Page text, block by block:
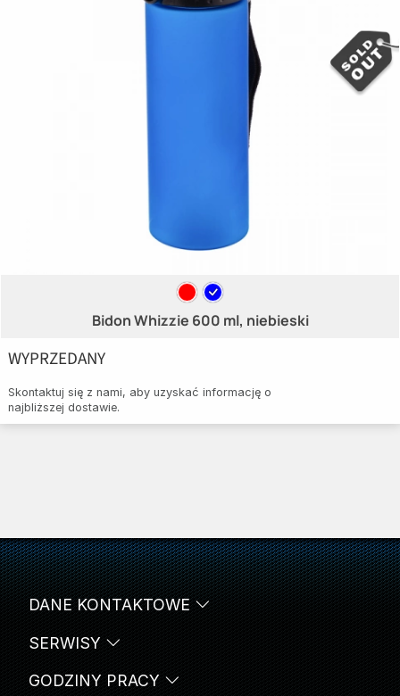
Bidon Whizzie 600 ml, niebieski
WYPRZEDANY
Skontaktuj się z nami, aby uzyskać informację o
najbliższej dostawie.
SERWISY
DANE KONTAKTOWE
GODZINY PRACY